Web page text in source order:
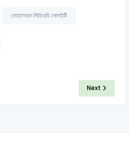
মোহামেডান লিটারেরি সোসাইটি
Next